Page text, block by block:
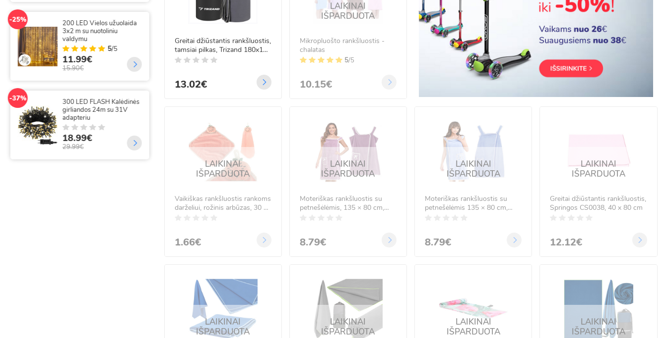
-25%
200 LED Vielos užuolaida
3x2 m su nuotoliniu
valdymu
5/5
11.99€
15.90€
-37%
300 LED FLASH Kalėdinės
girliandos 24m su 31V
adapteriu
18.99€
29.99€
300LED Varvekliai storu
35.99€
69.99€
18.99€
21.99€
Greitai džiūstantis rankšluostis,
tamsiai pilkas, Trizand 180x100
cm
13.02€
LAIKINAI
IŠPARDUOTA
Mikropluošto rankšluostis -
chalatas
5/5
10.15€
LAIKINAI
IŠPARDUOTA
Vaikiškas rankšluostis rankoms
darželiui, rožinis arbūzas, 30 x
1.66€
LAIKINAI
IŠPARDUOTA
Moteriškas rankšluostis su
petnešėlėmis, 135 × 80 cm,
8.79€
LAIKINAI
IŠPARDUOTA
Moteriškas rankšluostis su
petnešėlėmis 135 × 80 cm,
8.79€
LAIKINAI
IŠPARDUOTA
Greitai džiūstantis rankšluostis,
Springos CS0038, 40 x 80 cm
12.12€
LAIKINAI
IŠPARDUOTA
LAIKINAI
IŠPARDUOTA
LAIKINAI
IŠPARDUOTA
LAIKINAI
IŠPARDUOTA